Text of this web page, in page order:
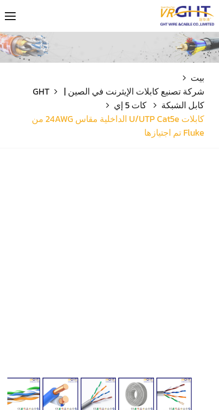
بيت
شركة تصنيع كابلات الإيثرنت في الصين | GHT
كابل الشبكة
كات 5 إي
كابلات U/UTP Cat5e الداخلية مقاس 24AWG من
Fluke تم اجتيازها